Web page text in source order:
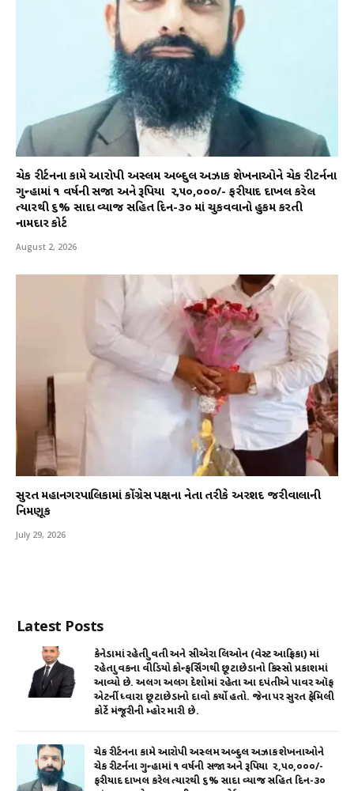
ચેક રીર્ટનના કામે આરોપી અસ્લમ અબ્દુલ અઝાક શેખનાઓને ચેક રીટર્નના
ગુન્હામાં ૧ વર્ષની સજા અને રૂપિયા ₹ ૨,૫૦,૦૦૦/- ફરીયાદ દાખલ કરેલ
ત્યારથી ૬% સાદા વ્યાજ સહિત દિન-૩૦ માં ચુકવવાનો હુકમ કરતી
નામદાર કોર્ટ
August 2, 2026
સુરત મહાનગરપાલિકામાં કોંગ્રેસ પક્ષના નેતા તરીકે અરશદ જરીવાલાની
નિમણૂક
July 29, 2026
Latest Posts
કેનેડામાં રહેતી યુવતી અને સીએરા લિઓન (વેસ્ટ આફ્રિકા) માં
રહેતા યુવકના વીડિયો કોન્ફર્સિંગથી છૂટાછેડાનો કિસ્સો પ્રકાશમાં
આવ્યો છે. અલગ અલગ દેશોમાં રહેતા આ દપંતીએ પાવર ઑફ
એટર્ની ધ્વારા છૂટાછેડાનો દાવો કર્યો હતો. જેના પર સુરત ફેમિલી
કોર્ટે મંજૂરીની મ્હોર મારી છે.
ચેક રીર્ટનના કામે આરોપી અસ્લમ અબ્દુલ અઝાક શેખનાઓને
ચેક રીટર્નના ગુન્હામાં ૧ વર્ષની સજા અને રૂપિયા ₹ ૨,૫૦,૦૦૦/-
ફરીયાદ દાખલ કરેલ ત્યારથી ૬% સાદા વ્યાજ સહિત દિન-૩૦